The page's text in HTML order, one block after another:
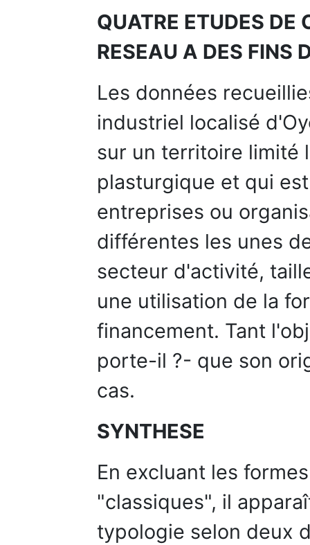
QUATRE ETUDES DE
RESEAU A DES FINS
Les données
industriel localisé
sur un territoire limité
plasturgique et qui
entreprises ou
différentes les unes
secteur d'activité,
une utilisation de la
financement. Tant
porte-il ?- que son
cas.
SYNTHESE
En excluant les
"classiques", il
typologie selon deux